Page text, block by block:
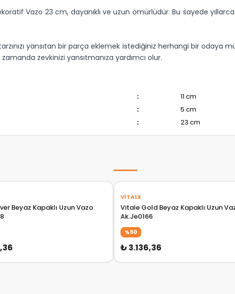
Vazo 23 cm, dayanıklı ve uzun ömürlüdür. Bu sayede
yansıtan bir parça eklemek istediğiniz herhangi bir odaya
zevkinizi yansıtmanıza yardımcı olur.
:
11 cm
:
5 cm
: 23 cm
Vazo
VITALE
Vitale Gold Beyaz Kapaklı Uzun
Ak.Je0166
%50
₺ 3.136,36